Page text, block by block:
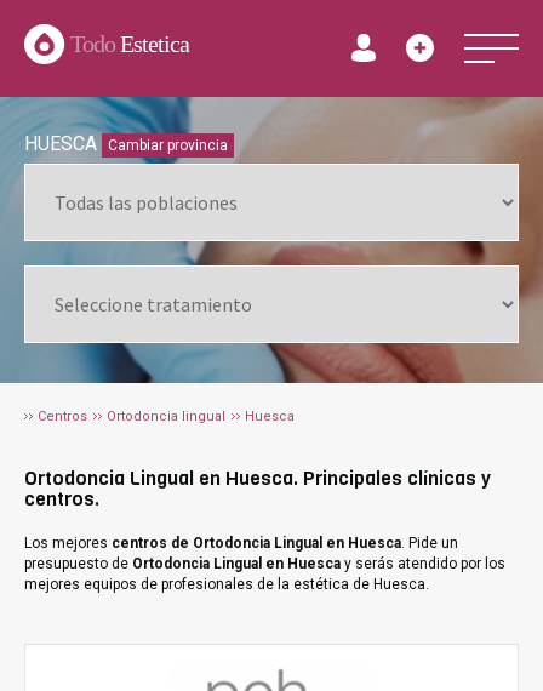
TodoEstetica
HUESCA Cambiar provincia
Centros Ortodoncia lingual Huesca
Ortodoncia Lingual en Huesca. Principales clínicas y
centros.
Los mejores centros de Ortodoncia Lingual en Huesca. Pide un
presupuesto de Ortodoncia Lingual en Huesca y serás atendido por los
mejores equipos de profesionales de la estética de Huesca.